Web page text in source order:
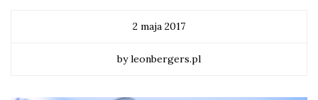
2 maja 2017
by leonbergers.pl